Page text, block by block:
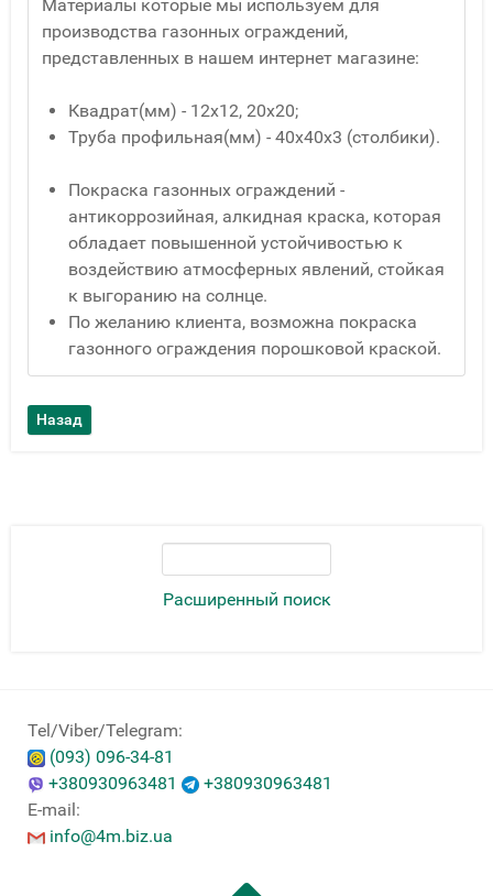
Расширенный поиск
Материалы которые мы используем для
производства газонных ограждений,
представленных в нашем интернет магазине:
Квадрат(мм) - 12x12, 20x20;
Труба профильная(мм) - 40x40x3 (столбики).
Покраска газонных ограждений -
антикоррозийная, алкидная краска, которая
обладает повышенной устойчивостью к
воздействию атмосферных явлений, стойкая
к выгоранию на солнце.
По желанию клиента, возможна покраска
газонного ограждения порошковой краской.
Tel/Viber/Telegram:
(093) 096-34-81
+380930963481
+380930963481
E-mail:
info@4m.biz.ua